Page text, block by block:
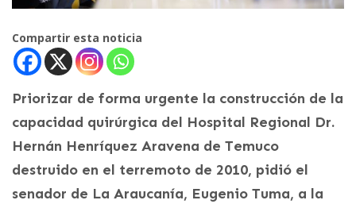
Compartir esta noticia
Priorizar de forma urgente la construcción de la
capacidad quirúrgica del Hospital Regional Dr.
Hernán Henríquez Aravena de Temuco
destruido en el terremoto de 2010, pidió el
senador de La Araucanía, Eugenio Tuma, a la